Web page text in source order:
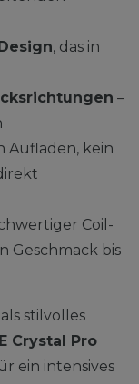
, das in
–
Aufladen, kein
Coil-
Geschmack bis
stilvolles
Crystal Pro
ein intensives